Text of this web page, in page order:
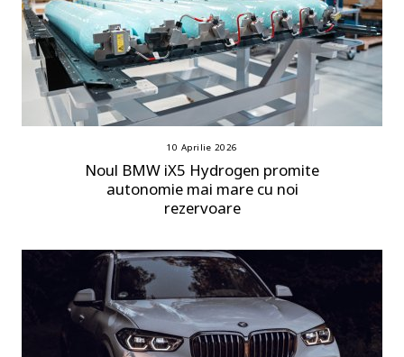
10 Aprilie 2026
Noul BMW iX5 Hydrogen promite
autonomie mai mare cu noi
rezervoare